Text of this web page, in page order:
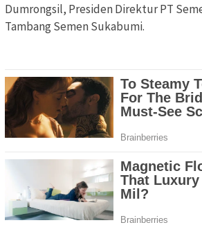
Dumrongsil, Presiden Direktur PT
Tambang Semen Sukabumi.